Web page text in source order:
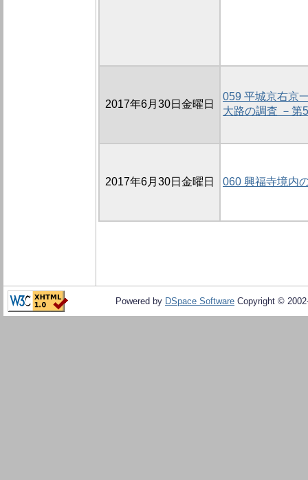
2017年6月30日金曜日
059 平城京右京
大路の調査 －第
2017年6月30日金曜日 060 興福寺境内
Powered by DSpace Software Copyright ©